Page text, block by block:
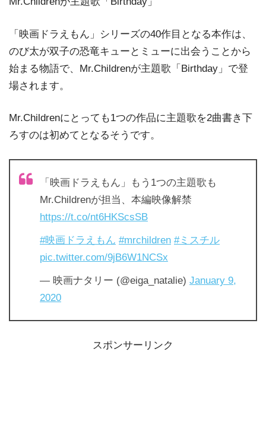
「映画ドラえもん」シリーズの40作目となる本作は、
のび太が双子の恐竜キューとミューに出会うことから
始まる物語で、Mr.Childrenが主題歌「Birthday」で登
場されます。
Mr.Childrenにとっても1つの作品に主題歌を2曲書き下
ろすのは初めてとなるそうです。
「映画ドラえもん」もう1つの主題歌も
Mr.Childrenが担当、本編映像解禁
https://t.co/nt6HKScsSB
#映画ドラえもん #mrchildren #ミスチル
pic.twitter.com/9jB6W1NCSx
— 映画ナタリー (@eiga_natalie) January 9,
2020
スポンサーリンク